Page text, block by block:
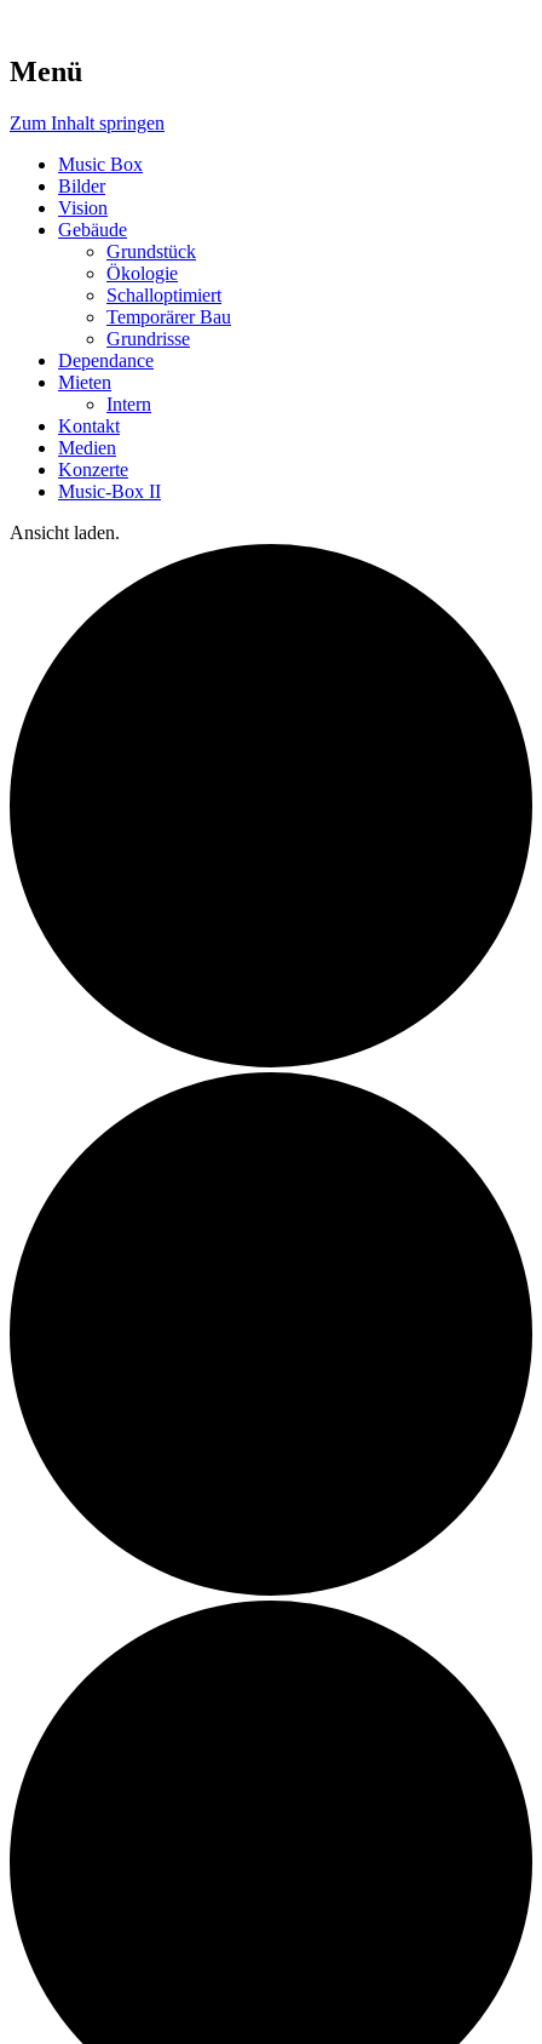
Music Box
Menü
Zum Inhalt springen
Music Box
Bilder
Vision
Gebäude
Grundstück
Ökologie
Schalloptimiert
Temporärer Bau
Grundrisse
Dependance
Mieten
Intern
Kontakt
Medien
Konzerte
Music-Box II
Ansicht laden.